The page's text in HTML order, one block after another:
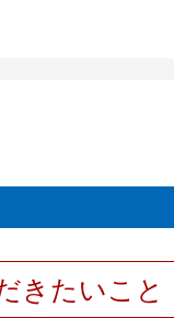
きたいこと